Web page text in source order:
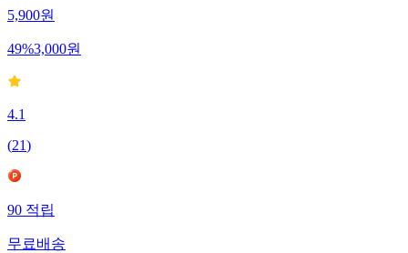
5,900원
49%3,000원
4.1
(21)
90 적립
무료배송